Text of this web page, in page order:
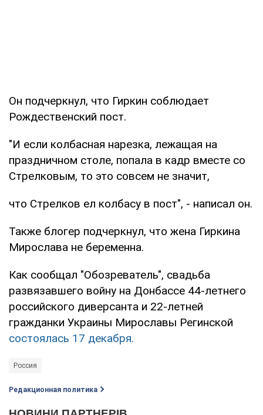
Он подчеркнул, что Гиркин соблюдает
Рождественский пост.
"И если колбасная нарезка, лежащая на
праздничном столе, попала в кадр вместе со
Стрелковым, то это совсем не значит,
что Стрелков ел колбасу в пост", - написал он.
Также блогер подчеркнул, что жена Гиркина
Мирослава не беременна.
Как сообщал "Обозреватель", свадьба
развязавшего войну на Донбассе 44-летнего
российского диверсанта и 22-летней
гражданки Украины Мирославы Регинской
состоялась 17 декабря.
Россия
Редакционная политика